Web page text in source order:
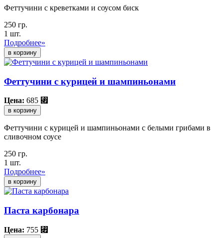
Феттучини с креветками и соусом биск
250 гр.
1 шт.
Подробнее»
Феттучини с курицей и шампиньонами
Цена: 685 ⃏
в корзину
Феттучини с курицей и шампиньонами с белыми грибами в
сливочном соусе
250 гр.
1 шт.
Подробнее»
Паста карбонара
Цена: 755 ⃏